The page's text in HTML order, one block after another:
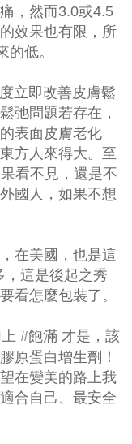
，然而3.0或4.5
效果也有限，所
低。
立即改善皮膚鬆
弛問題若存在，
表面皮膚老化
方人來得大。至
看不見，還是不
國人，如果不想
在美國，也是這
，這是後起之秀
看怎麼包裝了。
#飽滿 才是，該
原蛋白增生劑！
在變美的路上我
合自己、最安全